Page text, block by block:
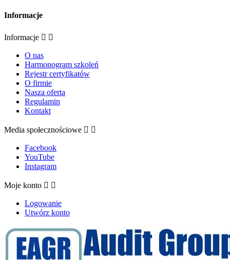
Informacje
Informacje  
O nas
Harmonogram szkoleń
Rejestr certyfikatów
O firmie
Nasza oferta
Regulamin
Kontakt
Media społecznościowe  
Facebook
YouTube
Instagram
Moje konto  
Logowanie
Utwórz konto